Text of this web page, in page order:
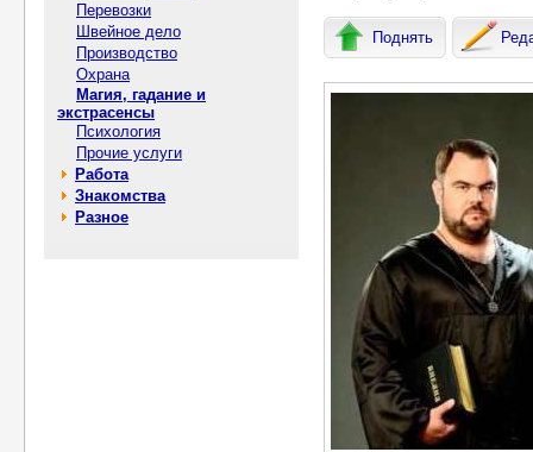
Перевозки
Швейное дело
Производство
Охрана
Магия, гадание и
экстрасенсы
Психология
Прочие услуги
Работа
Знакомства
Разное
Поднять